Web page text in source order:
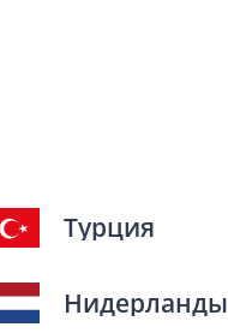
Турция
Нидерланды